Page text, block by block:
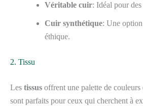
Véritable cuir: Idéal pour
Cuir synthétique: Une
éthique.
2. Tissu
Les tissus offrent une palette de
sont parfaits pour ceux qui cherchent à